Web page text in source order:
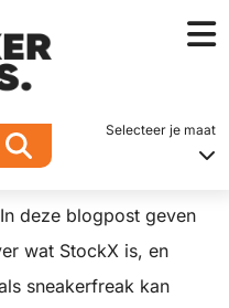
Selecteer je maat
deze blogpost geven
wat StockX is, en
sneakerfreak kan